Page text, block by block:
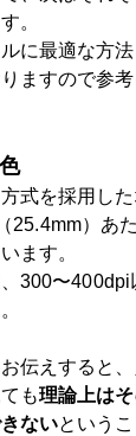
。
に最適な方
ますので参考
式を採用し
25.4mm）あ
ます。
300〜
伝えすると
も理論上は
ないというこ